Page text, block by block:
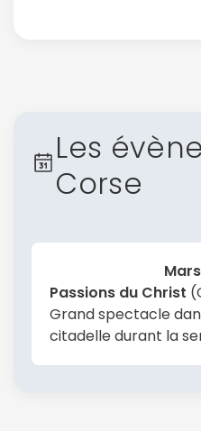
Les
Corse
Passions du Christ
Grand spectacle
citadelle durant la